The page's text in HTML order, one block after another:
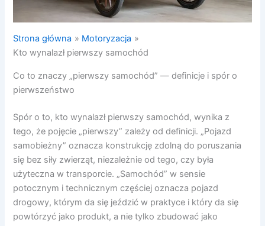
Strona główna
Motoryzacja
Kto wynalazł pierwszy samochód
Co to znaczy „pierwszy samochód” — definicje i spór o
pierwszeństwo
Spór o to, kto wynalazł pierwszy samochód, wynika z
tego, że pojęcie „pierwszy” zależy od definicji. „Pojazd
samobieżny” oznacza konstrukcję zdolną do poruszania
się bez siły zwierząt, niezależnie od tego, czy była
użyteczna w transporcie. „Samochód” w sensie
potocznym i technicznym częściej oznacza pojazd
drogowy, którym da się jeździć w praktyce i który da się
powtórzyć jako produkt, a nie tylko zbudować jako